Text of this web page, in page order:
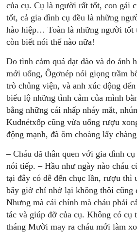
của cụ. Cụ là người rất tốt, con gái
tốt, cả gia đình cụ đều là những
hào hiệp… Toàn là những người tốt
còn biết nói thế nào nữa!
Do tình cảm quá dạt dào và do ảnh
mới uống, Ôgơnép nói giọng trầm
trò chủng viện, và anh xúc động
biểu lộ những tình cảm của mình
bằng những cái nhấp nháy mắt,
Kudnétxốp cũng vừa uống rượu
động mạnh, đã ôm choàng lấy
– Cháu đã thân quen với gia đình
nói tiếp. – Hầu như ngày nào cháu
tại đây có dễ đến chục lần, rượu thì
bây giờ chỉ nhớ lại không thôi cũng
Nhưng mà cái chính mà cháu phải
tác và giúp đỡ của cụ. Không có cụ
tháng Mười may ra cháu mới làm